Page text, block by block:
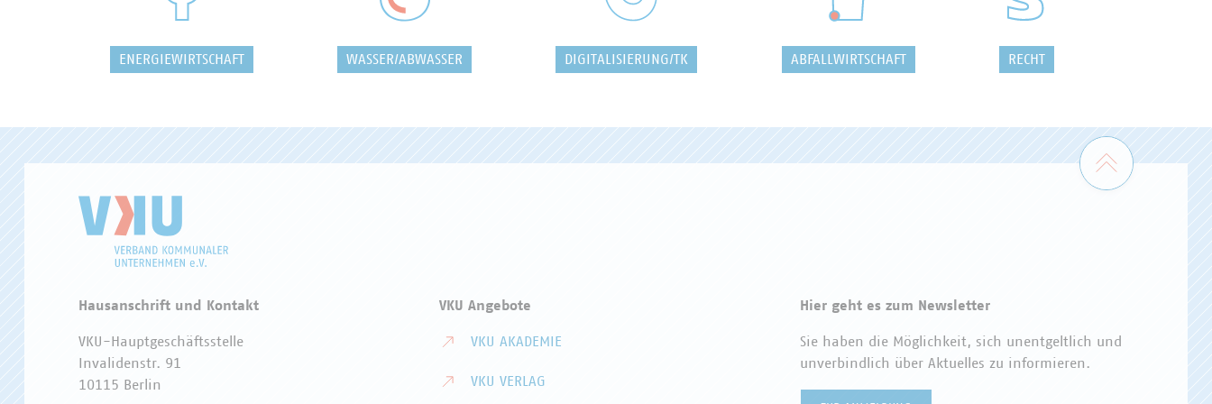
ENERGIEWIRTSCHAFT WASSER/ABWASSER DIGITALISIERUNG/TK ABFALLWIRTSCHAFT RECHT
Zum
Hausanschrift und Kontakt
VKU-Hauptgeschäftsstelle
Invalidenstr. 91
10115 Berlin
VKU Angebote
VKU AKADEMIE
VKU VERLAG
Hier geht es zum Newsletter
Sie haben die Möglichkeit, sich unentgeltlich und
unverbindlich über Aktuelles zu informieren.